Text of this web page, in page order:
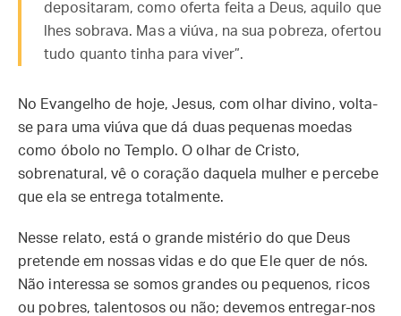
depositaram, como oferta feita a Deus, aquilo que
lhes sobrava. Mas a viúva, na sua pobreza, ofertou
tudo quanto tinha para viver”.
No Evangelho de hoje, Jesus, com olhar divino, volta-
se para uma viúva que dá duas pequenas moedas
como óbolo no Templo. O olhar de Cristo,
sobrenatural, vê o coração daquela mulher e percebe
que ela se entrega totalmente.
Nesse relato, está o grande mistério do que Deus
pretende em nossas vidas e do que Ele quer de nós.
Não interessa se somos grandes ou pequenos, ricos
ou pobres, talentosos ou não; devemos entregar-nos